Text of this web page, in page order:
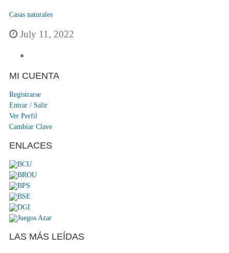
Casas naturales
July 11, 2022
MI CUENTA
Registrarse
Entrar / Salir
Ver Perfil
Cambiar Clave
ENLACES
LAS MÁS LEÍDAS